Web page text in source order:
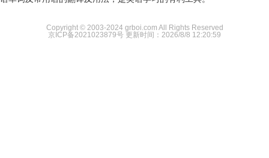
Copyright © 2003-2024 grboi.com All Rights Reserved
京ICP备2021023879号 更新时间：2026/8/8 12:20:59